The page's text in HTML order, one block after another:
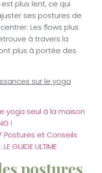
plus lent, ce qui
ses postures de
Les flows plus
à travers la
plus à portée des
sur le yoga
yoga seul à la maison
!
Postures et Conseils
GUIDE ULTIME